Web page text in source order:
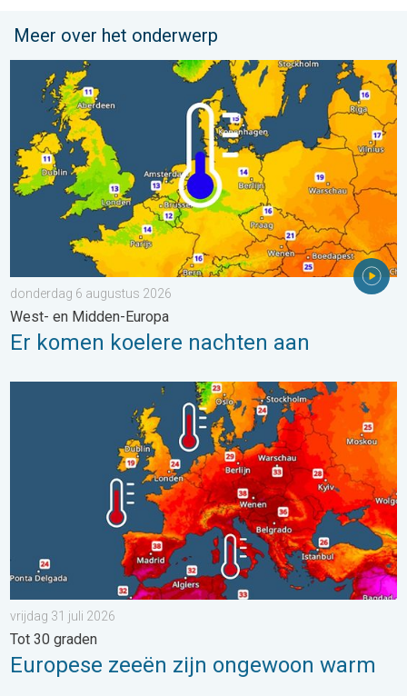
Meer over het onderwerp
Er komen koelere nachten aan. West- en Midden-Europa. . .
donderdag 6 augustus 2026
West- en Midden-Europa
Er komen koelere nachten aan
Europese zeeën zijn ongewoon warm. Tot 30 graden. . .
vrijdag 31 juli 2026
Tot 30 graden
Europese zeeën zijn ongewoon warm